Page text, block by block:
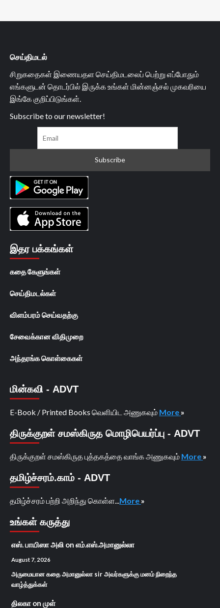
செய்திமடல்
சிறுகதைகள் இணையதள செய்திமடலைப் பெற்று எப்போதும்
எங்களுடன் தொடர்பில் இருக்க உங்கள் மின்னஞ்சல் முகவரியை
இங்கே குறிப்பிடுங்கள்.
Subscribe to our newsletter!
இதர பக்கங்கள்
கதை கேளுங்கள்
செய்திமடல்கள்
விளம்பரம் செய்வதற்கு
சேவைக்கான விதிமுறை
அந்தரங்க கொள்கைகள்
மின்கவி - ADVT
E-Book / Printed Books வெளியிட அணுகவும் More »
திருக்குறள் சமஸ்கிருத மொழிபெயர்ப்பு - ADVT
திருக்குறள் சமஸ்கிருத புத்தகத்தை வாங்க அணுகவும் More »
தமிழ்ச்சரம்.காம் - ADVT
தமிழ்ச்சரம் பற்றி அறிந்து கொள்ள... More »
உங்கள் கருத்து
எஸ். பாயிஸா அலி on எம்.எஸ்.அமானுல்லா
August 7, 2026
அருமையான கதை அமானுல்லா sir அவர்களுக்கு மனம் நிறைந்த
வாழ்த்துக்கள்
திலகா on முள்